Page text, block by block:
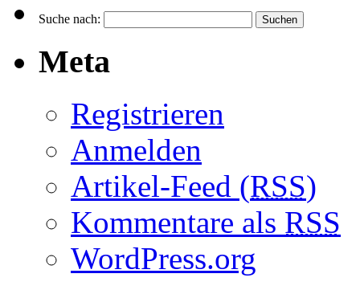
Suche nach:
Meta
Registrieren
Anmelden
Artikel-Feed (RSS)
Kommentare als RSS
WordPress.org